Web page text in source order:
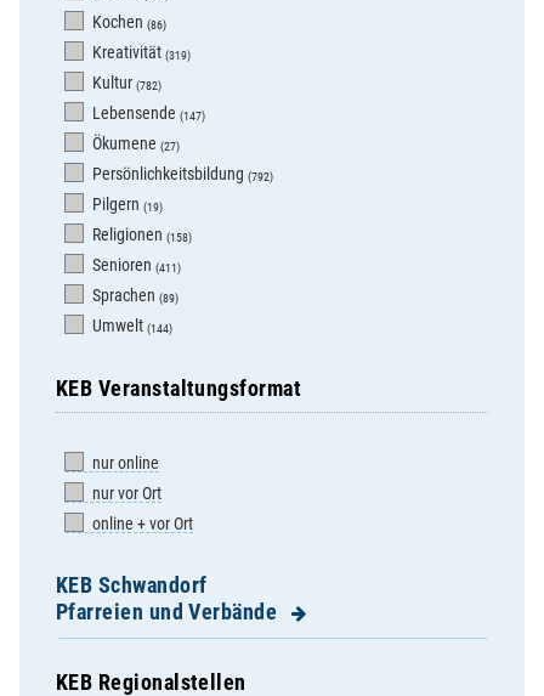
Kochen (86)
Kreativität (319)
Kultur (782)
Lebensende (147)
Ökumene (27)
Persönlichkeitsbildung (792)
Pilgern (19)
Religionen (158)
Senioren (411)
Sprachen (89)
Umwelt (144)
KEB Veranstaltungsformat
nur online
nur vor Ort
online + vor Ort
KEB Schwandorf
Pfarreien und Verbände
KEB Regionalstellen